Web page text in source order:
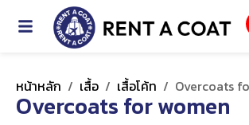
หน้าหลัก / เสื้อ / เสื้อโค้ท / Overcoats
Overcoats for women